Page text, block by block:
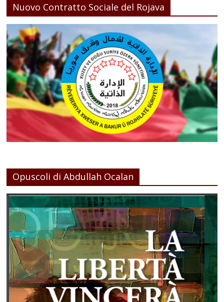
Nuovo Contratto Sociale del Rojava
Opuscoli di Abdullah Ocalan